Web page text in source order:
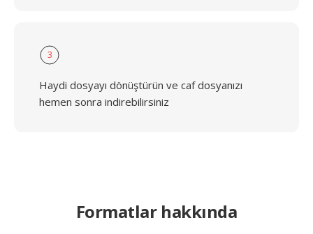
3
Haydi dosyayı dönüştürün ve caf dosyanızı
hemen sonra indirebilirsiniz
Formatlar hakkında